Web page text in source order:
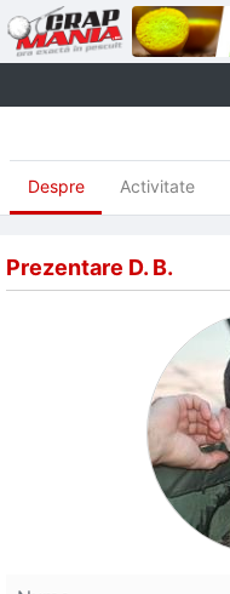
Despre Activitate
Prezentare D. B.